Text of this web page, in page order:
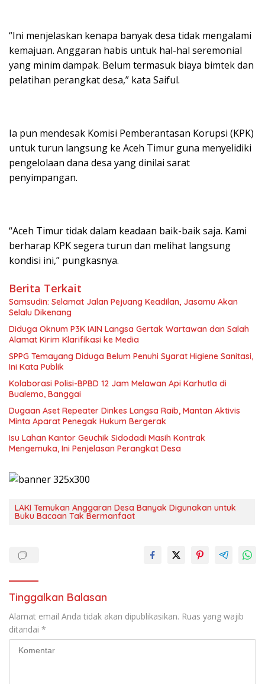
“Ini menjelaskan kenapa banyak desa tidak mengalami
kemajuan. Anggaran habis untuk hal-hal seremonial
yang minim dampak. Belum termasuk biaya bimtek dan
pelatihan perangkat desa,” kata Saiful.
Ia pun mendesak Komisi Pemberantasan Korupsi (KPK)
untuk turun langsung ke Aceh Timur guna menyelidiki
pengelolaan dana desa yang dinilai sarat
penyimpangan.
“Aceh Timur tidak dalam keadaan baik-baik saja. Kami
berharap KPK segera turun dan melihat langsung
kondisi ini,” pungkasnya.
Berita Terkait
Samsudin: Selamat Jalan Pejuang Keadilan, Jasamu Akan
Selalu Dikenang
Diduga Oknum P3K IAIN Langsa Gertak Wartawan dan Salah
Alamat Kirim Klarifikasi ke Media
SPPG Temayang Diduga Belum Penuhi Syarat Higiene Sanitasi,
Ini Kata Publik
Kolaborasi Polisi-BPBD 12 Jam Melawan Api Karhutla di
Bualemo, Banggai
Dugaan Aset Repeater Dinkes Langsa Raib, Mantan Aktivis
Minta Aparat Penegak Hukum Bergerak
Isu Lahan Kantor Geuchik Sidodadi Masih Kontrak
Mengemuka, Ini Penjelasan Perangkat Desa
LAKI Temukan Anggaran Desa Banyak Digunakan untuk
Buku Bacaan Tak Bermanfaat
Tinggalkan Balasan
Alamat email Anda tidak akan dipublikasikan. Ruas yang wajib
ditandai *